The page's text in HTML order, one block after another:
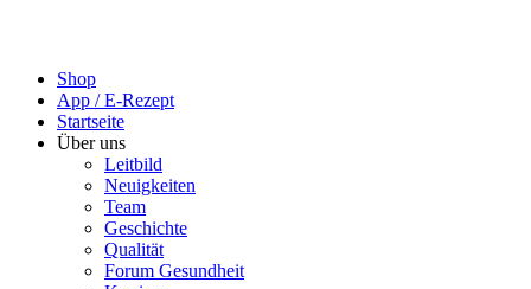
Shop
App / E-Rezept
Startseite
Über uns
Leitbild
Neuigkeiten
Team
Geschichte
Qualität
Forum Gesundheit